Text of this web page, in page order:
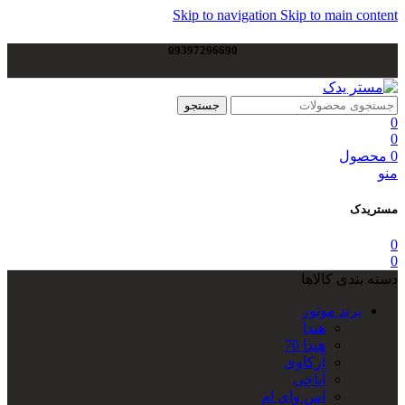
Skip to navigation Skip to main content
09397296690
جستجو
0
0
0 محصول
منو
مستریدک
0
0
دسته بندی کالاها
برند موتور
هندا
هندا 70
آرکاوی
آپاچی
اس وای ام